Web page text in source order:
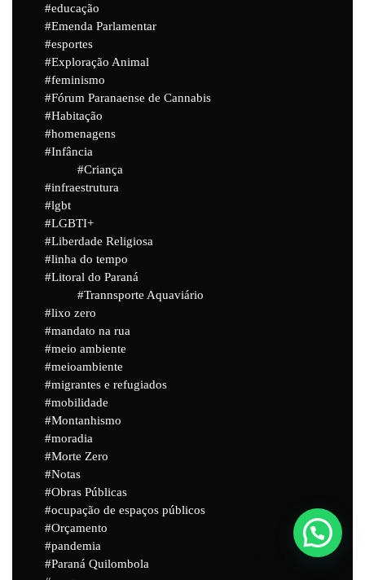
educação
Emenda Parlamentar
esportes
Exploração Animal
feminismo
Fórum Paranaense de Cannabis
Habitação
homenagens
Infância
Criança
infraestrutura
lgbt
LGBTI+
Liberdade Religiosa
linha do tempo
Litoral do Paraná
Trannsporte Aquaviário
lixo zero
mandato na rua
meio ambiente
meioambiente
migrantes e refugiados
mobilidade
Montanhismo
moradia
Morte Zero
Notas
Obras Públicas
ocupação de espaços públicos
Orçamento
pandemia
Paraná Quilombola
Powered byJoinchat